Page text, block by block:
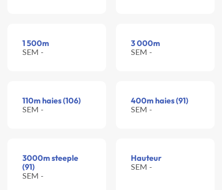
1 500m
SEM -
3 000m
SEM -
110m haies (106)
SEM -
400m haies (91)
SEM -
3000m steeple
(91)
SEM -
Hauteur
SEM -